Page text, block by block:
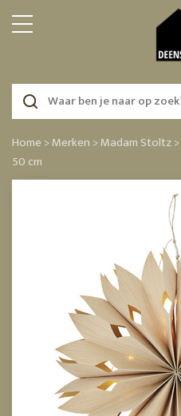
Home >Merken >Madam Stoltz >
50 cm